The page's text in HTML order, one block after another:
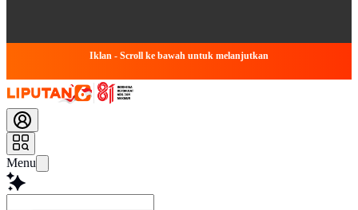
Iklan - Scroll ke bawah untuk melanjutkan
Menu